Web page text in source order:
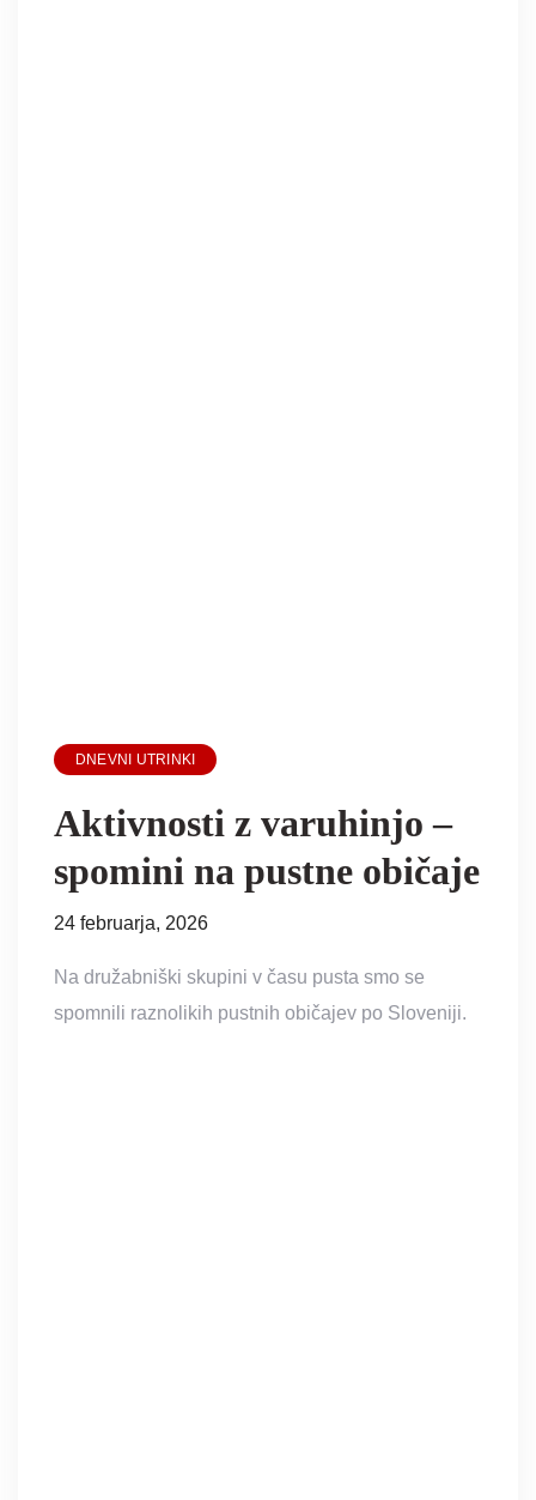
DNEVNI UTRINKI
Aktivnosti z varuhinjo –
spomini na pustne običaje
24 februarja, 2026
Na družabniški skupini v času pusta smo se
spomnili raznolikih pustnih običajev po Sloveniji.